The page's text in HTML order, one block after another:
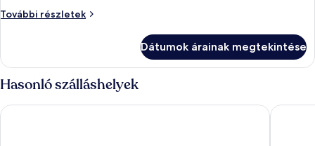
1
méretű)
franciaágy
További részletek
Deluxe
(extra
méretű)
franciaágy
további
részletei
Dátumok árainak megtekintése
Hasonló szálláshelyek
La Quinta Inn by Wyndham Vancouver Airport Grand